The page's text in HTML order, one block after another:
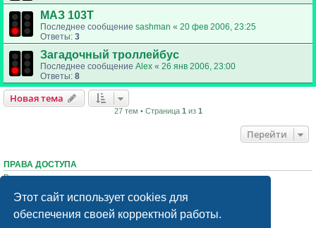
Этот сайт использует cookies для
обеспечения своей корректной работы.
МАЗ 103Т
Последнее сообщение sashman « 20 фев 2006, 23:25
Ответы: 3
Загадочный троллейбус
Последнее сообщение Аlex « 26 янв 2006, 23:00
Ответы: 8
Новая тема
27 тем • Страница 1 из 1
Перейти
ПРАВА ДОСТУПА
Выне можетеначинать темы
Выне можетередактировать свои сообщения
не можете
удалять свои сообщения
Выне можетедобавлять вложения